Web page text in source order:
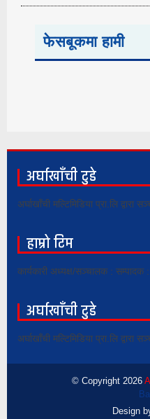
फेसबूकमा हामी
अर्घाखाँची टुडे
अर्घाखाँची मल्टिमिडिया प्रा.लि
हाम्रो टिम
कार्यकारी अध्यक्ष/सञ्चालक :
अर्घाखाँची टुडे
अर्घाखाँची मल्टिमिडिया प्रा.लि
© Copyright 2026
Design